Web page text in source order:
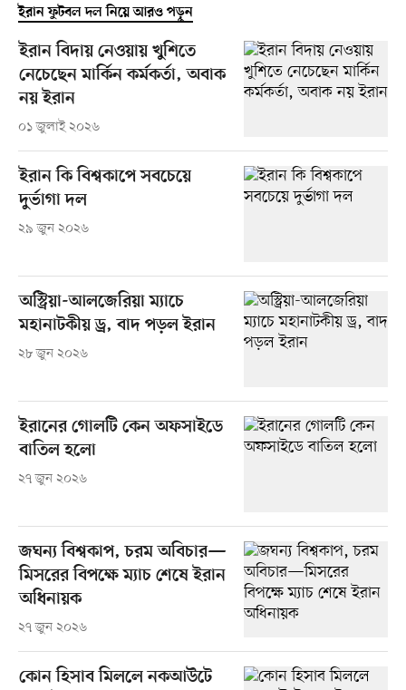
ইরান ফুটবল দল নিয়ে আরও পড়ুন
ইরান বিদায় নেওয়ায় খুশিতে
নেচেছেন মার্কিন কর্মকর্তা, অবাক
নয় ইরান
০১ জুলাই ২০২৬
ইরান কি বিশ্বকাপে সবচেয়ে
দুর্ভাগা দল
২৯ জুন ২০২৬
অস্ট্রিয়া-আলজেরিয়া ম্যাচে
মহানাটকীয় ড্র, বাদ পড়ল ইরান
২৮ জুন ২০২৬
ইরানের গোলটি কেন অফসাইডে
বাতিল হলো
২৭ জুন ২০২৬
জঘন্য বিশ্বকাপ, চরম অবিচার—
মিসরের বিপক্ষে ম্যাচ শেষে ইরান
অধিনায়ক
২৭ জুন ২০২৬
কোন হিসাব মিললে নকআউটে